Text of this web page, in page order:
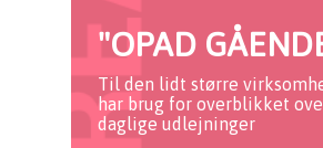
"OPAD
Til den lidt større
har brug for overblikket
daglige udlejninger